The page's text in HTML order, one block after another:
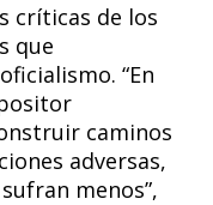
críticas de los
que
“En
caminos
adversas,
menos”,